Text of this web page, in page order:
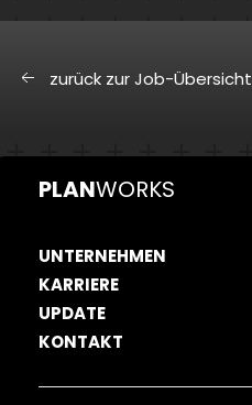
zurück zur Job-Übersicht
PLANWORKS
UNTERNEHMEN
KARRIERE
UPDATE
KONTAKT